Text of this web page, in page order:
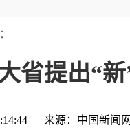
我们增添信心和力量
省提出“
来源： 中国新闻网